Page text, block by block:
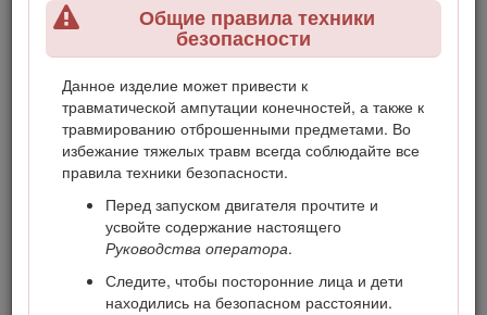
Общие правила техники
безопасности
Данное изделие может привести к
травматической ампутации конечностей, а также к
травмированию отброшенными предметами. Во
избежание тяжелых травм всегда соблюдайте все
правила техники безопасности.
Перед запуском двигателя прочтите и
усвойте содержание настоящего
Руководства оператора.
Следите, чтобы посторонние лица и дети
находились на безопасном расстоянии.
Введение
ножами предназначена для использования
профессиональными наемными операторами. Она
предназначена в основном для стрижки травы на
ухоженных зеленых территориях жилых и коммерческих
объектов. Использование этого изделия не по прямому
назначению может быть опасным для пользователя и
находящихся рядом людей.
Внимательно прочтите данное Руководство, чтобы знать,
как правильно использовать и обслуживать машину, не
допуская ее повреждения и травмирования персонала.